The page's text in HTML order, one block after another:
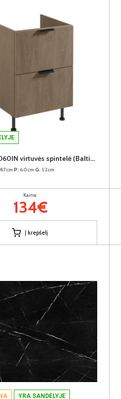
SORENTO D60IN virtuvės spintelė (Baltic Storm/Baltic Storm)
87cm P: 60cm G: 52cm
Kaina:
134€
Į krepšelį
YRA SANDĖLYJE